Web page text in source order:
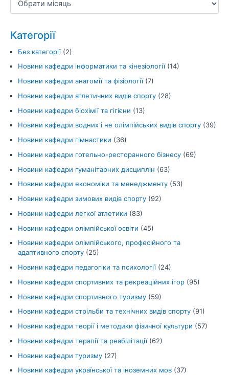
Категорії
Без категорії(2)
Новини кафедри інформатики та кінезіології(14)
Новини кафедри анатомії та фізіології(7)
Новини кафедри атлетичних видів спорту (28)
Новини кафедри біохімії та гігієни (13)
Новини кафедри водних і не олімпійських видів спорту (39)
Новини кафедри гімнастики (36)
Новини кафедри готельно-ресторанного бізнесу (69)
Новини кафедри гуманітарних дисциплін (63)
Новини кафедри економіки та менеджменту (53)
Новини кафедри зимових видів спорту (92)
Новини кафедри легкої атлетики (83)
Новини кафедри олімпійської освіти (45)
Новини кафедри олімпійського, професійного та
адаптивного спорту (25)
Новини кафедри педагогіки та психології(24)
Новини кафедри спортивних та рекреаційних ігор (95)
Новини кафедри спортивного туризму (59)
Новини кафедри стрільби та технічних видів спорту (91)
Новини кафедри теорії і методики фізичної культури (57)
Новини кафедри терапії та реабілітації(62)
Новини кафедри туризму (27)
Новини кафедри української та іноземних мов (37)